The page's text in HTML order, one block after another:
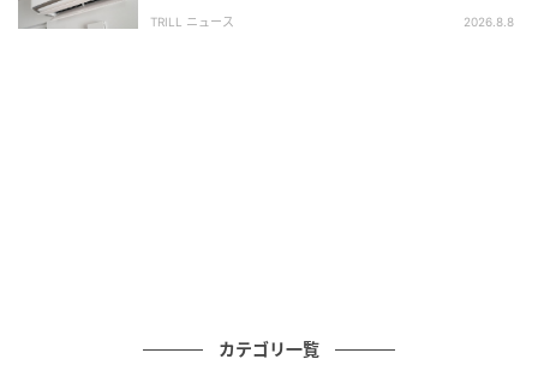
力し直す前に、一度立ち止まって確認してみてくださ
録情報など複数の事実を照らし合わせながら原因を探
TRILL ニュース 2026.8.8
カテゴリ一覧